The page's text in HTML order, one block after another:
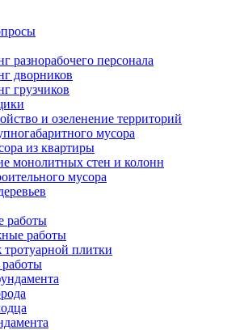
разнорабочего персонала
дворников
грузчиков
и озеленение территорий
мусора
из квартиры
монолитных стен и колонн
мусора
работы
работы
плитки